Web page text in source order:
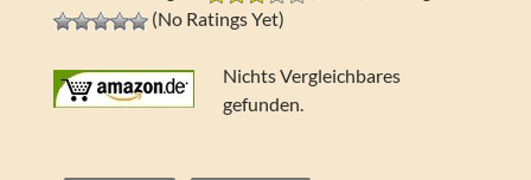
(No Ratings Yet)
Nichts Vergleichbares
gefunden.